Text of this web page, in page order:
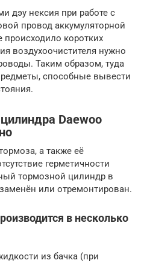
дэу нексия при работе с
провод аккумуляторной
происходило коротких
воздухоочистителя нужно
Таким образом, туда
способные вывести
Daewoo
а также её
герметичности
тормозной цилиндр в
или отремонтирован.
в несколько
из бачка (при